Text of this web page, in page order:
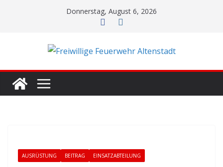
Donnerstag, August 6, 2026
AUSRÜSTUNG BEITRAG EINSATZABTEILUNG